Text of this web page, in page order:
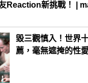
Reaction新挑戰！ |
毀三觀慎入！世界
薦，毫無遮掩的性